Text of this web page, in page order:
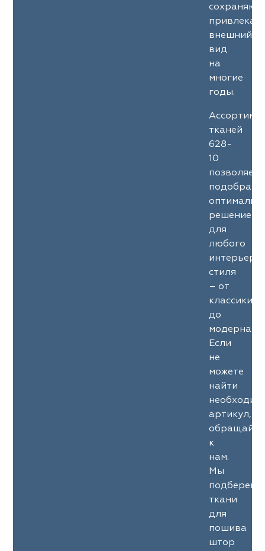
сохраняют
внешний
вид
на
многие
годы.
тканей
628-
10
позволяет
подобрать
решение
для
любого
стиля
– от
классики
до
модерна.
Если
не
можете
найти
артикул,
к
нам.
Мы
подберем
ткани
для
пошива
штор